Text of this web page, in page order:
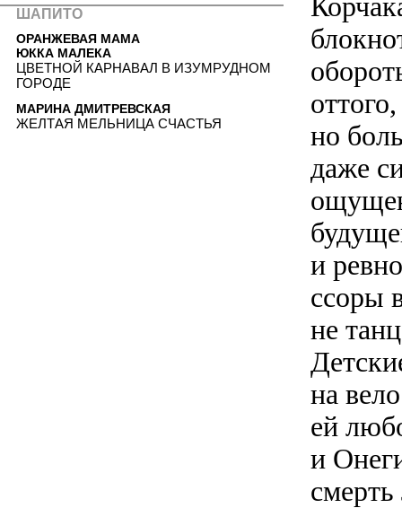
но
даже
и
ссоры
не
на
ей
и
ШАПИТО
ОРАНЖЕВАЯ МАМА
ЮККА МАЛЕКА
ЦВЕТНОЙ КАРНАВАЛ В ИЗУМРУДНОМ
ГОРОДЕ
МАРИНА ДМИТРЕВСКАЯ
ЖЕЛТАЯ МЕЛЬНИЦА СЧАСТЬЯ